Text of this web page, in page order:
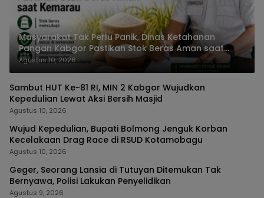
Masyarakat Tak Perlu Panik, Dinas Ketahanan
Pangan Kabgor Pastikan Stok Beras Aman saat
Kemarau
Agustus 10, 2026
Sambut HUT Ke-81 RI, MIN 2 Kabgor Wujudkan
Kepedulian Lewat Aksi Bersih Masjid
Agustus 10, 2026
Wujud Kepedulian, Bupati Bolmong Jenguk Korban
Kecelakaan Drag Race di RSUD Kotamobagu
Agustus 10, 2026
Geger, Seorang Lansia di Tutuyan Ditemukan Tak
Bernyawa, Polisi Lakukan Penyelidikan
Agustus 9, 2026